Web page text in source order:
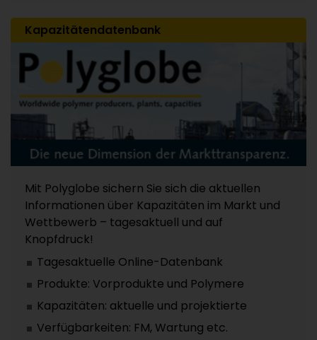
Kapazitätendatenbank
Mit Polyglobe sichern Sie sich die aktuellen
Informationen über Kapazitäten im Markt und
Wettbewerb – tagesaktuell und auf
Knopfdruck!
Tagesaktuelle Online-Datenbank
Produkte: Vorprodukte und Polymere
Kapazitäten: aktuelle und projektierte
Verfügbarkeiten: FM, Wartung etc.